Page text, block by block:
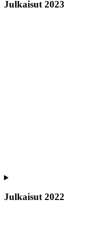
Julkaisut 2023
Julkaisut 2022